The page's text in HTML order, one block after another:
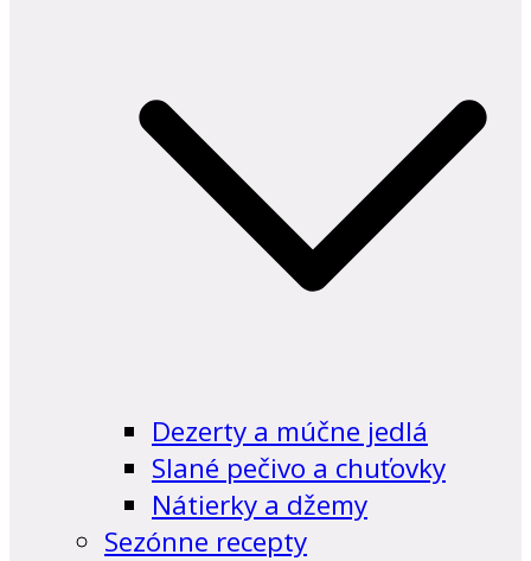
Dezerty a múčne jedlá
Slané pečivo a chuťovky
Nátierky a džemy
Sezónne recepty